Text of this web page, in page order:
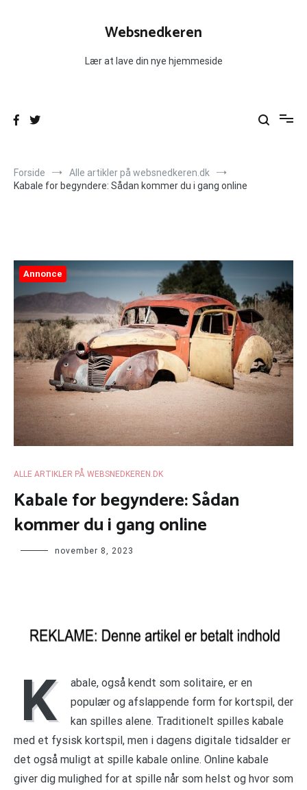
Websnedkeren
Lær at lave din nye hjemmeside
Forside
Alle artikler på websnedkeren.dk
Kabale for begyndere: Sådan kommer du i gang online
Annonce
ALLE ARTIKLER PÅ WEBSNEDKEREN.DK
Kabale for begyndere: Sådan
kommer du i gang online
november 8, 2023
K
abale, også kendt som solitaire, er en
populær og afslappende form for kortspil, der
kan spilles alene. Traditionelt spilles kabale
med et fysisk kortspil, men i dagens digitale tidsalder er
det også muligt at spille kabale online. Online kabale
giver dig mulighed for at spille når som helst og hvor som